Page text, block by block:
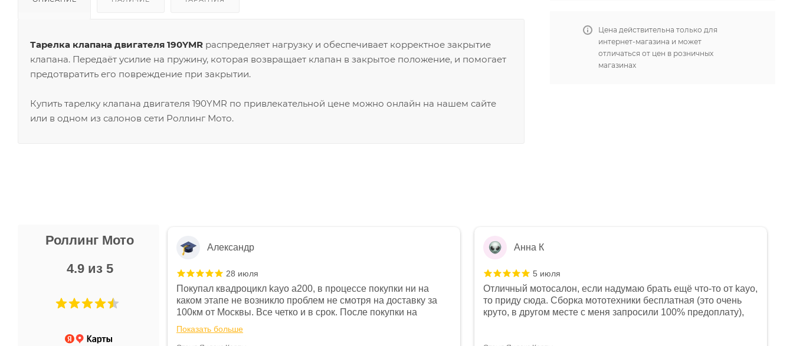
Тарелка клапана двигателя 190YMR распределяет нагрузку и обеспечивает корректное закрытие
клапана. Передаёт усилие на пружину, которая возвращает клапан в закрытое положение, и помогает
предотвратить его повреждение при закрытии.
Купить тарелку клапана двигателя 190YMR по привлекательной цене можно онлайн на нашем сайте
или в одном из салонов сети Роллинг Мото.
Цена действительна только для
интернет-магазина и может
отличаться от цен в розничных
магазинах
Роллинг Мото
4.9 из 5
Не понравились условия
и дают только на год)
Александр
28 июля
Покупал квадроцикл kayo a200, в процессе покупки ни на
каком этапе не возникло проблем не смотря на доставку за
100км от Москвы. Все четко и в срок. После покупки на
спидометре всегда был 0, при этом представители магазина
постоянно были на связи и в итоге проблема была решена.
Показать больше
Анна К
5 июля
Отличный мотосалон, если надумаю брать ещё что-то от kayo,
то приду сюда. Сборка мототехники бесплатная (это очень
круто, в другом месте с меня запросили 100% предоплату),